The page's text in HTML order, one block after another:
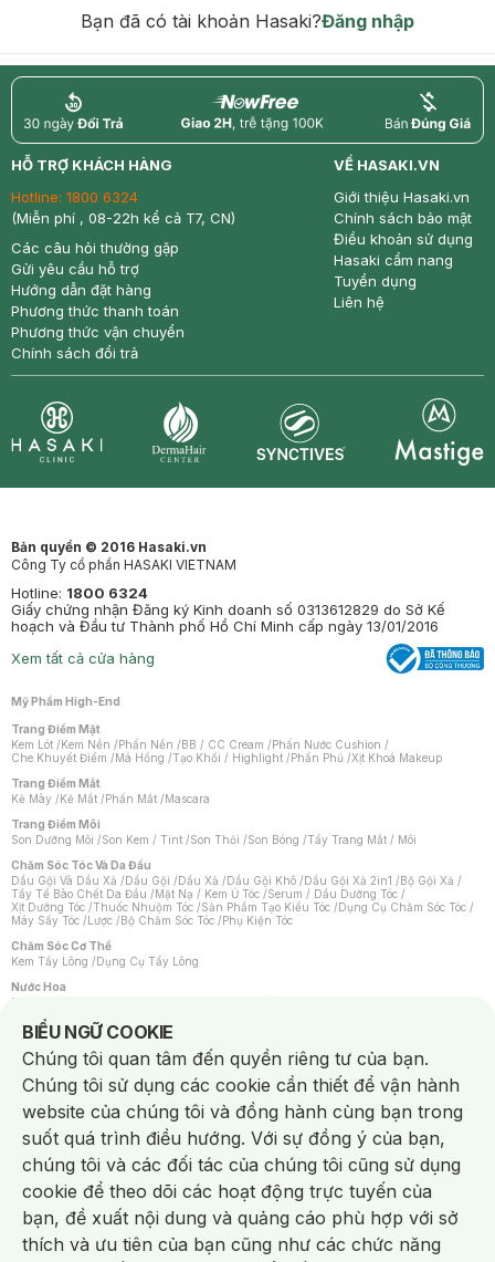
Bạn đã có tài khoản Hasaki?Đăng nhập
return nowfree price
HỖ TRỢ KHÁCH HÀNG
Hotline: 1800 6324
(Miễn phí , 08-22h kể cả T7, CN)
Các câu hỏi thường gặp
Gửi yêu cầu hỗ trợ
Hướng dẫn đặt hàng
Phương thức thanh toán
Phương thức vận chuyển
Chính sách đổi trả
VỀ HASAKI.VN
Giới thiệu Hasaki.vn
Chính sách bảo mật
Điều khoản sử dụng
Hasaki cẩm nang
Tuyển dụng
Liên hệ
Bản quyền © 2016 Hasaki.vn
Công Ty cổ phần HASAKI VIETNAM
Hotline: 1800 6324
Giấy chứng nhận Đăng ký Kinh doanh số 0313612829 do Sở Kế
hoạch và Đầu tư Thành phố Hồ Chí Minh cấp ngày 13/01/2016
Xem tất cả cửa hàng
Mỹ Phẩm High-End
Trang Điểm Mặt
Kem Lót /Kem Nền /Phấn Nền /BB / CC Cream /Phấn Nước Cushion /
Che Khuyết Điểm /Má Hồng /Tạo Khối / Highlight /Phấn Phủ /Xịt Khoá Makeup
Trang Điểm Mắt
Kẻ Mày /Kẻ Mắt /Phấn Mắt /Mascara
Trang Điểm Môi
Son Dưỡng Môi /Son Kem / Tint /Son Thỏi /Son Bóng /Tẩy Trang Mắt / Môi
Chăm Sóc Tóc Và Da Đầu
Dầu Gội Và Dầu Xả /Dầu Gội /Dầu Xả /Dầu Gội Khô /Dầu Gội Xả 2in1 /Bộ Gội Xả /
Tẩy Tế Bào Chết Da Đầu /Mặt Nạ / Kem Ủ Tóc /Serum / Dầu Dưỡng Tóc /
Xịt Dưỡng Tóc /Thuốc Nhuộm Tóc /Sản Phẩm Tạo Kiểu Tóc /Dụng Cụ Chăm Sóc Tóc /
Máy Sấy Tóc /Lược /Bộ Chăm Sóc Tóc /Phụ Kiện Tóc
Chăm Sóc Cơ Thể
Kem Tẩy Lông /Dụng Cụ Tẩy Lông
Nước Hoa
Nước Hoa Nữ
Chăm Sóc Cá Nhân
Chống Muỗi /Khẩu Trang /Máy Massage/Mặt Nạ Xông Hơi /Nước Rửa Tay/
Sản Phẩm Chăm Sóc Khác /Bàn Chải Đánh Răng /Bàn Chải Điện/
Hỗ Trợ Trắng Răng/Kem Đánh Răng /Máy Tăm Nước/ Nước Súc Miệng/
Tăm / Chỉ Nha Khoa/ Xịt Thơm Miệng / Dung Dịch Vệ Sinh/Dưỡng Vùng Kín/
Khăn Ướt Vệ Sinh Vùng Kín/Băng Vệ Sinh/Tampon/Bọt Cạo Râu /Dao Cạo Râu/
Máy Cạo Râu
Vấn Đề Về Da
Da Dầu / Lỗ Chân Lông To/ Da Khô / Mất Nước/ Da Lão Hóa/ Da Mụn/
Da Nhạy Cảm / Kích Ứng
Da Xỉn Màu Thâm / Nám / Tàn Nhang
Quầng Thâm & Bọng Mắt /Sẹo /Viêm Da Cơ Địa
Dụng Cụ / Phụ Kiện Chăm Sóc Da
Bông Tẩy Trang
Khăn Lau Mặt Khô Dụng Cụ / Máy Rửa Mặt Máy Chăm Sóc Da
Dụng Cụ Chăm Sóc Khác
BIỂU NGỮ COOKIE
Notice about cookies usage
Chúng tôi quan tâm đến quyền riêng tư của bạn.
Chúng tôi sử dụng các cookie cần thiết để vận hành
website của chúng tôi và đồng hành cùng bạn trong
suốt quá trình điều hướng. Với sự đồng ý của bạn,
chúng tôi và các đối tác của chúng tôi cũng sử dụng
cookie để theo dõi các hoạt động trực tuyến của
bạn, đề xuất nội dung và quảng cáo phù hợp với sở
thích và ưu tiên của bạn cũng như các chức năng